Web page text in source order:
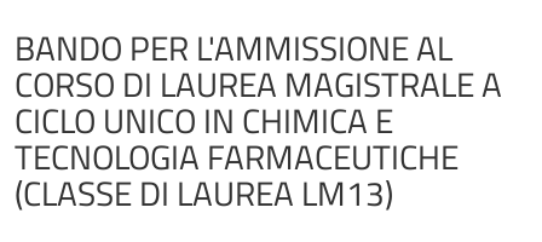
BANDO PER L'AMMISSIONE AL
CORSO DI LAUREA MAGISTRALE A
CICLO UNICO IN CHIMICA E
TECNOLOGIA FARMACEUTICHE
(CLASSE DI LAUREA LM13)